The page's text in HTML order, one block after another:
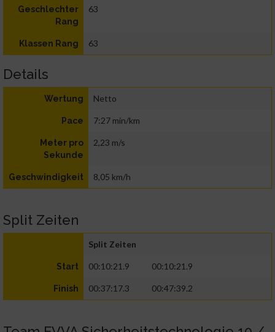
Geschlechter
Rang
63
Klassen Rang 63
Details
Wertung Netto
Pace 7:27 min/km
Meter pro
Sekunde
2,23 m/s
Geschwindigkeit 8,05 km/h
Split Zeiten
Split Zeiten
Start 00:10:21.9 00:10:21.9
Finish 00:37:17.3 00:47:39.2